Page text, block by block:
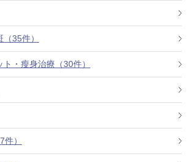
35件）
・瘦身治療（30件）
）